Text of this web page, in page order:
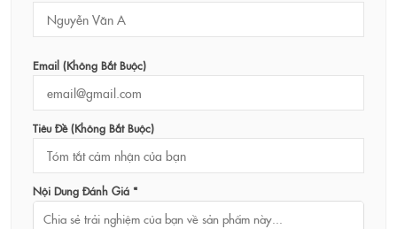
Email (không Bắt Buộc)
Tiêu Đề (không Bắt Buộc)
Nội Dung Đánh Giá *